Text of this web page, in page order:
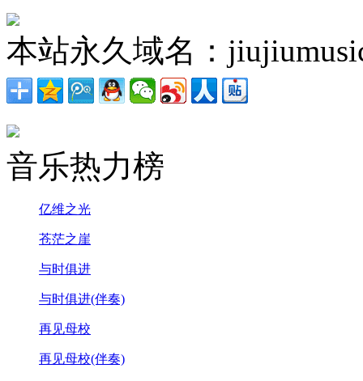
本站永久域名：
音乐热力榜
亿维之光
苍茫之崖
与时俱进
与时俱进(伴奏)
再见母校
再见母校(伴奏)